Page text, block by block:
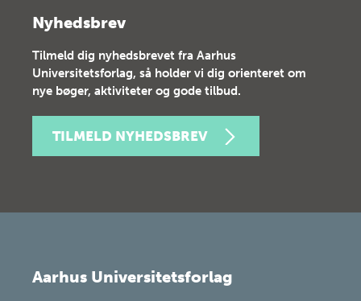
Nyhedsbrev
Tilmeld dig nyhedsbrevet fra Aarhus
Universitetsforlag, så holder vi dig orienteret om
nye bøger, aktiviteter og gode tilbud.
TILMELD NYHEDSBREV
Aarhus Universitetsforlag